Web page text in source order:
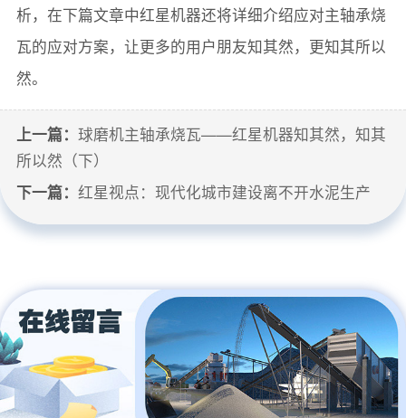
析，在下篇文章中红星机器还将详细介绍应对主轴承烧
瓦的应对方案，让更多的用户朋友知其然，更知其所以
然。
上一篇： 球磨机主轴承烧瓦——红星机器知其然，知其
所以然（下）
下一篇： 红星视点：现代化城市建设离不开水泥生产